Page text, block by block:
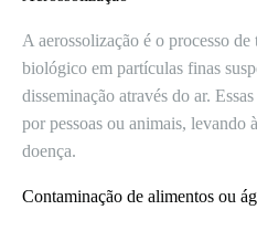
A aerossolização é o processo
biológico em partículas finas
disseminação através do ar.
por pessoas ou animais, levando
doença.
Contaminação de alimentos ou